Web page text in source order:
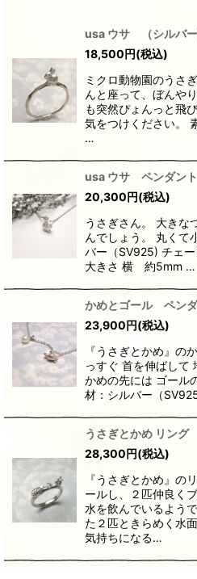
usa ウサ （シルバー
18,500円(税込)
ミクロ動物園のうさ
んと座って、ぼんや
も突然ぴょんっと飛
気をつけください。
…
usa ウサ ペンダン
20,300円(税込)
うさぎさん。 大きな
んでしょう。 丸くて
バー（SV925) チェ
大きさ 横 約5mm …
かめとゴール ペン
23,900円(税込)
『うさぎとかめ』の
っすぐ 首を伸ばして
かめの先には ゴール
材：シルバー（
うさぎとかめ リング
28,300円(税込)
『うさぎとかめ』の
ールし、２匹仲良く
水を飲んでいるよう
た２匹ときらめく水
気持ちになる…